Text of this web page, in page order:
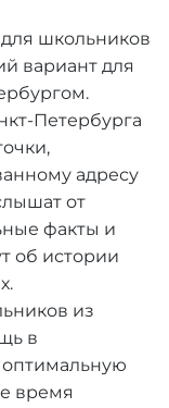
школьников
вариант для
Петербурга
адресу
от
факты и
об истории
из
в
время